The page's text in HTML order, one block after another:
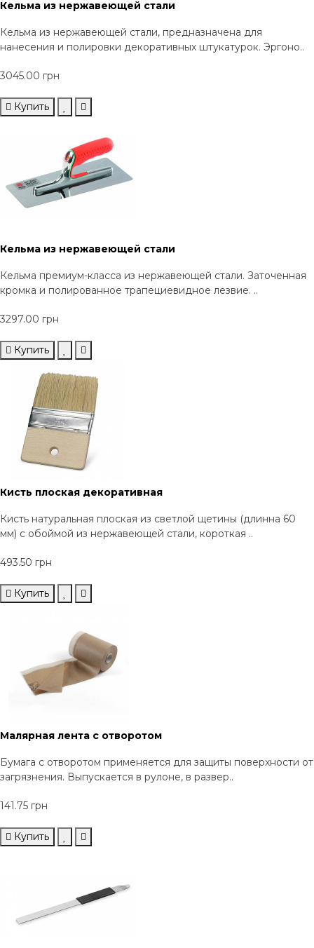
Кельма из нержавеющей стали
Кельма из нержавеющей стали, предназначена для
нанесения и полировки декоративных штукатурок. Эргоно..
3045.00 грн
Купить
Кельма из нержавеющей стали
Кельма премиум-класса из нержавеющей стали. Заточенная
кромка и полированное трапециевидное лезвие. ..
3297.00 грн
Купить
Кисть плоская декоративная
Кисть натуральная плоская из светлой щетины (длинна 60
мм) с обоймой из нержавеющей стали, короткая ..
493.50 грн
Купить
Малярная лента с отворотом
Бумага с отворотом применяется для защиты поверхности от
загрязнения. Выпускается в рулоне, в развер..
141.75 грн
Купить